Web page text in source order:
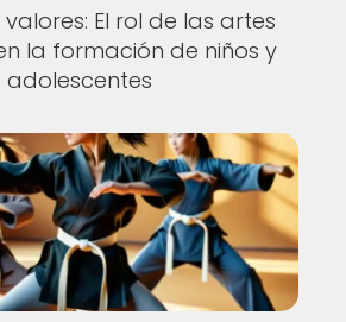
valores: El rol de las artes
la formación de niños y
adolescentes